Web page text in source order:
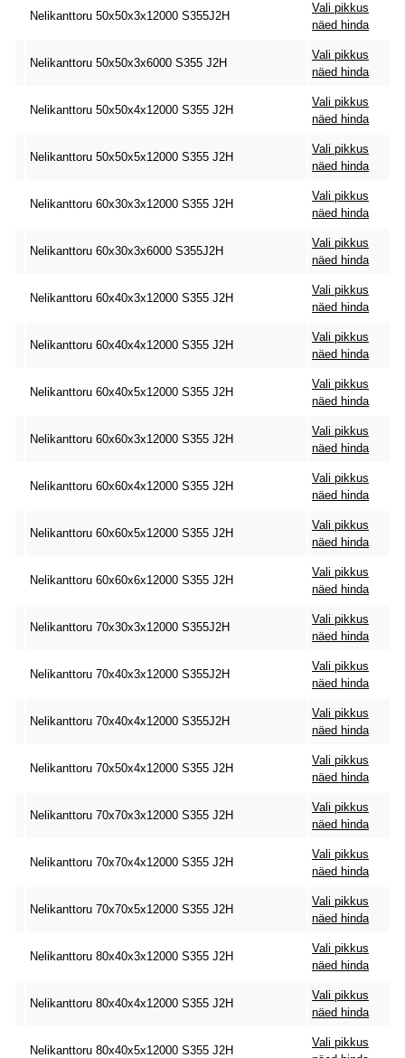
Nelikanttoru 50x50x3x12000 S355J2H
Vali pikkus
näed hinda
Nelikanttoru 50x50x3x6000 S355 J2H
Vali pikkus
näed hinda
Nelikanttoru 50x50x4x12000 S355 J2H
Vali pikkus
näed hinda
Nelikanttoru 50x50x5x12000 S355 J2H
Vali pikkus
näed hinda
Nelikanttoru 60x30x3x12000 S355 J2H
Vali pikkus
näed hinda
Nelikanttoru 60x30x3x6000 S355J2H
Vali pikkus
näed hinda
Nelikanttoru 60x40x3x12000 S355 J2H
Vali pikkus
näed hinda
Nelikanttoru 60x40x4x12000 S355 J2H
Vali pikkus
näed hinda
Nelikanttoru 60x40x5x12000 S355 J2H
Vali pikkus
näed hinda
Nelikanttoru 60x60x3x12000 S355 J2H
Vali pikkus
näed hinda
Nelikanttoru 60x60x4x12000 S355 J2H
Vali pikkus
näed hinda
Nelikanttoru 60x60x5x12000 S355 J2H
Vali pikkus
näed hinda
Nelikanttoru 60x60x6x12000 S355 J2H
Vali pikkus
näed hinda
Nelikanttoru 70x30x3x12000 S355J2H
Vali pikkus
näed hinda
Nelikanttoru 70x40x3x12000 S355J2H
Vali pikkus
näed hinda
Nelikanttoru 70x40x4x12000 S355J2H
Vali pikkus
näed hinda
Nelikanttoru 70x50x4x12000 S355 J2H
Vali pikkus
näed hinda
Nelikanttoru 70x70x3x12000 S355 J2H
Vali pikkus
näed hinda
Nelikanttoru 70x70x4x12000 S355 J2H
Vali pikkus
näed hinda
Nelikanttoru 70x70x5x12000 S355 J2H
Vali pikkus
näed hinda
Nelikanttoru 80x40x3x12000 S355 J2H
Vali pikkus
näed hinda
Nelikanttoru 80x40x4x12000 S355 J2H
Vali pikkus
näed hinda
Nelikanttoru 80x40x5x12000 S355 J2H
Vali pikkus